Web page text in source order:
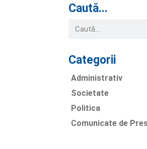
Caută...
Categorii
Administrativ
Societate
Politica
Comunicate de